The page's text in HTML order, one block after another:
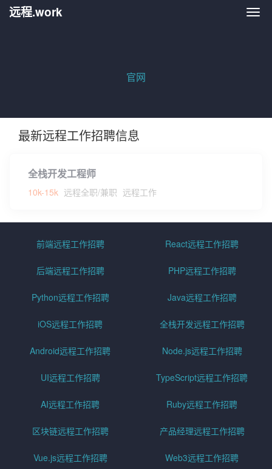
远
远程.work
官网
最新远程工作招聘信息
全栈开发工程师
10k-15k 远程全职/兼职 远程工作
前端远程工作招聘 React远程工作招聘
后端远程工作招聘 PHP远程工作招聘
Python远程工作招聘 Java远程工作招聘
iOS远程工作招聘 全栈开发远程工作招聘
Android远程工作招聘 Node.js远程工作招聘
UI远程工作招聘 TypeScript远程工作招聘
AI远程工作招聘 Ruby远程工作招聘
区块链远程工作招聘 产品经理远程工作招聘
Vue.js远程工作招聘 Web3远程工作招聘